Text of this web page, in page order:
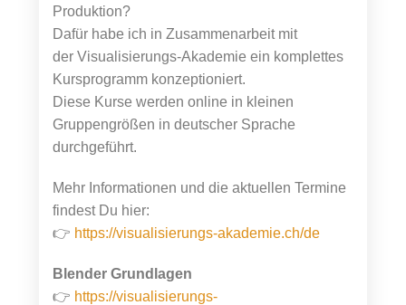
Produktion?
Dafür habe ich in Zusammenarbeit mit
der Visualisierungs-Akademie ein komplettes
Kursprogramm konzeptioniert.
Diese Kurse werden online in kleinen
Gruppengrößen in deutscher Sprache
durchgeführt.
Mehr Informationen und die aktuellen Termine
findest Du hier:
👉 https://visualisierungs-akademie.ch/de
Blender Grundlagen
👉 https://visualisierungs-